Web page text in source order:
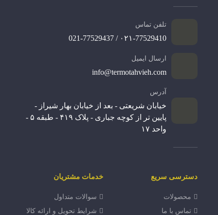
تلفن تماس
۰۲۱-77529410 / 021-77529437
ارسال ایمیل
info@termotahvieh.com
آدرس
خیابان شریعتی - بعد از خیابان بهار شیراز -
پایین تر از کوچه جباری - پلاک ۴۱۹ - طبقه ۵ -
واحد ۱۷
دسترسی سریع
محصولات
تماس با ما
خدمات مشتریان
سوالات متداول
شرایط تحویل و ارائه کالا